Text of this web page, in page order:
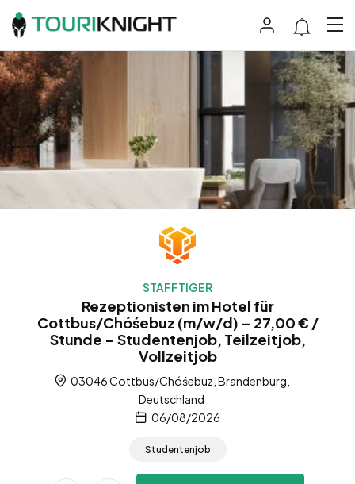
STAFFTIGER
Rezeptionisten im Hotel für
Cottbus/Chóśebuz (m/w/d) – 27,00 € /
Stunde – Studentenjob, Teilzeitjob,
Vollzeitjob
03046 Cottbus/Chóśebuz, Brandenburg,
Deutschland
06/08/2026
Studentenjob